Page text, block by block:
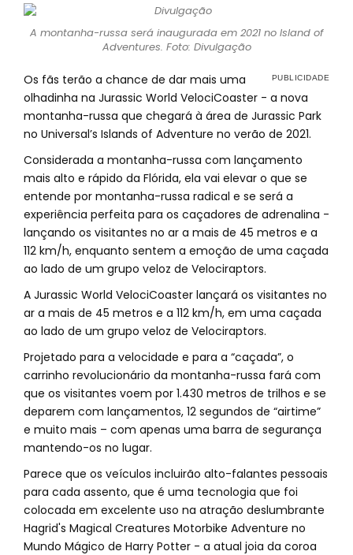
A montanha-russa será inaugurada em 2021 no Island of
Adventures. Foto: Divulgação
Os fãs terão a chance de dar mais uma
olhadinha na Jurassic World VelociCoaster - a nova
montanha-russa que chegará à área de Jurassic Park
no Universal’s Islands of Adventure no verão de 2021.
Considerada a montanha-russa com lançamento
mais alto e rápido da Flórida, ela vai elevar o que se
entende por montanha-russa radical e se será a
experiência perfeita para os caçadores de adrenalina -
lançando os visitantes no ar a mais de 45 metros e a
112 km/h, enquanto sentem a emoção de uma caçada
ao lado de um grupo veloz de Velociraptors.
A Jurassic World VelociCoaster lançará os visitantes no
ar a mais de 45 metros e a 112 km/h, em uma caçada
ao lado de um grupo veloz de Velociraptors.
Projetado para a velocidade e para a “caçada”, o
carrinho revolucionário da montanha-russa fará com
que os visitantes voem por 1.430 metros de trilhos e se
deparem com lançamentos, 12 segundos de “airtime”
e muito mais – com apenas uma barra de segurança
mantendo-os no lugar.
Parece que os veículos incluirão alto-falantes pessoais
para cada assento, que é uma tecnologia que foi
colocada em excelente uso na atração deslumbrante
Hagrid's Magical Creatures Motorbike Adventure no
Mundo Mágico de Harry Potter - a atual joia da coroa